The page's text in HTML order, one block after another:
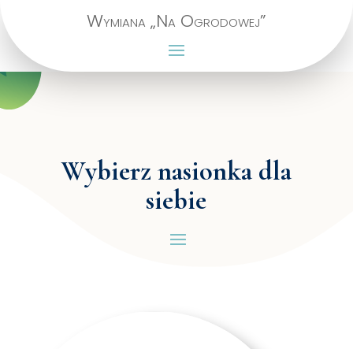
Wymiana „Na Ogrodowej”
Wybierz nasionka dla
siebie